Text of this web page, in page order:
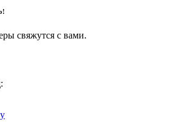
свяжутся с вами.